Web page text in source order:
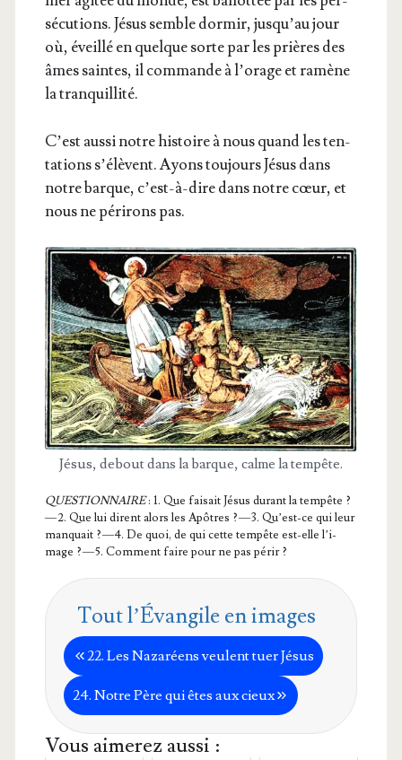
sé­cu­tions. Jésus semble dor­mir, jus­qu’au jour
où, éveillé en quelque sorte par les prières des
âmes saintes, il com­mande à l’o­rage et ramène
la tranquillité.
C’est aus­si notre his­toire à nous quand les ten­
ta­tions s’é­lèvent. Ayons tou­jours Jésus dans
notre barque, c’est-à-dire dans notre cœur, et
nous ne péri­rons pas.
Jésus, debout dans la barque, calme la tempête.
QUESTIONNAIRE: 1. Que fai­sait Jésus durant la tem­pête ?
— 2. Que lui dirent alors les Apôtres ? — 3. Qu’est-ce qui leur
man­quait ? — 4. De quoi, de qui cette tem­pête est-elle l’i­
mage ? — 5. Com­ment faire pour ne pas périr ?
Tout l’Évangile en images
22. Les Naza­réens veulent tuer Jésus
24. Notre Père qui êtes aux cieux
Vous aimerez aussi :